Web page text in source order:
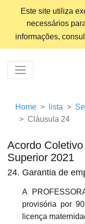
Este site utiliza
necessários
informações,
Home lista
Cláusula 24
Acordo
Superior 2021
24. Garantia de
A
provisória por
licença